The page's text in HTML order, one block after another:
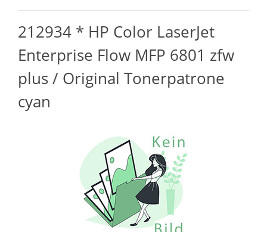
212934 * HP Color LaserJet
Enterprise Flow MFP 6801 zfw
plus / Original Tonerpatrone
cyan